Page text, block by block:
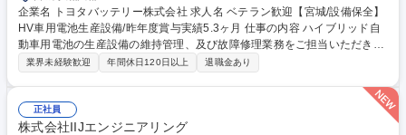
企業名 トヨタバッテリー株式会社 求人名 ベテラン歓迎【宮城/設備保全】
HV車用電池生産設備/昨年度賞与実績5.3ヶ月 仕事の内容 ハイブリッド自
動車用電池の生産設備の維持管理、及び故障修理業務をご担当いただきま
す。生産規模急拡大の中で限られた時間で出来高を最大化する重要な役割
理： 電池生産設備の維持管理、故障対応・修理 ■予防保全： 設備の変化
予兆をとらえる状態保全。設備負荷や圧力、異常振動の計測ツールを駆使
した設備予兆管理による故障の未然防止業務 ■メンテナンス： 回転軸受
業界未経験歓迎 年間休日120日以上 退職金あり
正社員
株式会社IIJエンジニアリング